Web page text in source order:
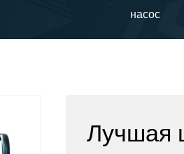
насос
Лучшая